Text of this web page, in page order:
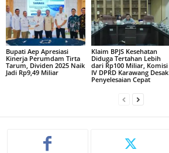
Bupati Aep Apresiasi
Kinerja Perumdam Tirta
Tarum, Dividen 2025 Naik
Jadi Rp9,49 Miliar
Klaim BPJS Kesehatan
Diduga Tertahan Lebih
dari Rp100 Miliar, Komisi
IV DPRD Karawang Desak
Penyelesaian Cepat